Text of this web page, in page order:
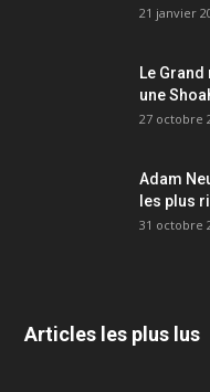
21 janvier
Le
une
27 octobre
Adam
les plus
31 octobre
Articles les plus lus